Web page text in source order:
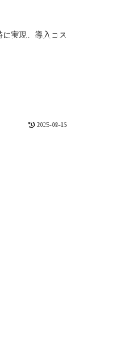
に実現。導入コス
2025-08-15